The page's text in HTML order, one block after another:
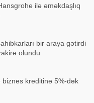
ilə əməkdaşlıq
bir araya gətirdi
olundu
kreditinə 5%-dək